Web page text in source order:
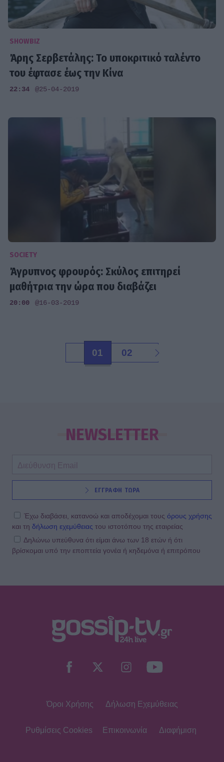
SHOWBIZ
Άρης Σερβετάλης: Το υποκριτικό ταλέντο
του έφτασε έως την Κίνα
22:34 @25-04-2019
SOCIETY
Άγρυπνος φρουρός: Σκύλος επιτηρεί
μαθήτρια την ώρα που διαβάζει
20:00 @16-03-2019
01 02
NEWSLETTER
ΕΓΓΡΑΦΗ ΤΩΡΑ
Έχω διαβάσει, κατανοώ και αποδέχομαι τους όρους χρήσης
και τη δήλωση εχεμύθειας του ιστοτόπου της εταιρείας
Δηλώνω υπεύθυνα ότι είμαι άνω των 18 ετών ή ότι
βρίσκομαι υπό την εποπτεία γονέα ή κηδεμόνα ή επιτρόπου
Όροι Χρήσης Δήλωση Εχεμύθειας
Ρυθμίσεις Cookies Επικοινωνία Διαφήμιση